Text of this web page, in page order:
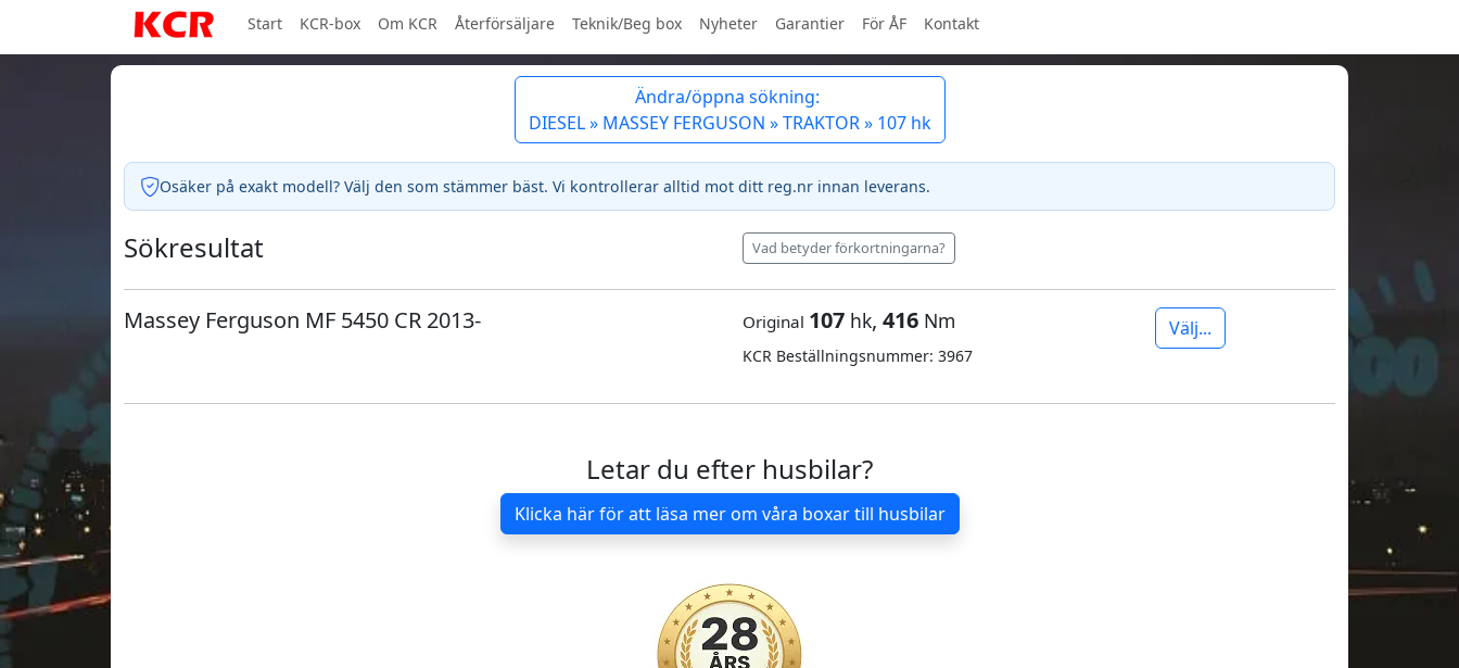
Start KCR-box Om KCR Återförsäljare Teknik/Beg box Nyheter Garantier För ÅF Kontakt
Ändra/öppna sökning:
DIESEL » MASSEY FERGUSON » TRAKTOR » 107 hk
Osäker på exakt modell? Välj den som stämmer bäst. Vi kontrollerar alltid mot ditt reg.nr innan leverans.
Sökresultat Vad betyder förkortningarna?
Massey Ferguson MF 5450 CR 2013- Original 107 hk, 416 Nm
KCR Beställningsnummer: 3967
Välj...
Letar du efter husbilar?
Klicka här för att läsa mer om våra boxar till husbilar